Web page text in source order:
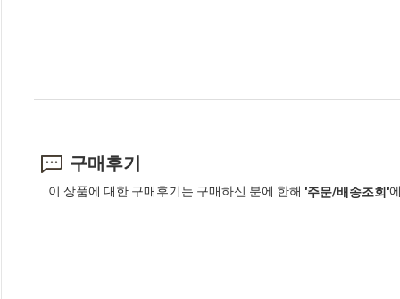
구매후기
이 상품에 대한 구매후기는 구매하신 분에 한해 '주문/배송조회'